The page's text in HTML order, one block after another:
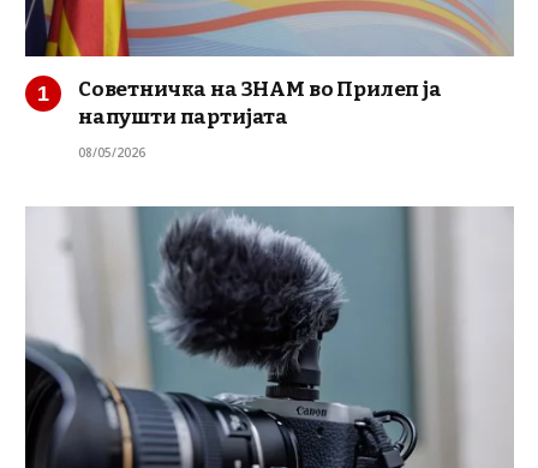
Советничка на ЗНАМ во Прилеп ја
напушти партијата
08/05/2026